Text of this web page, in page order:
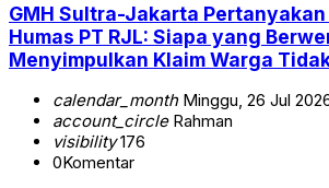
GMH Sultra-Jakarta
Humas PT RJL: Siapa yang
Menyimpulkan Klaim Warga
calendar_monthMinggu, 26 Jul
account_circleRahman
visibility176
0Komentar